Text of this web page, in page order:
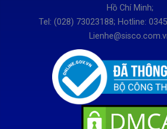
Hồ Chí Minh;
Tel: (028) 73023188; Hotline: